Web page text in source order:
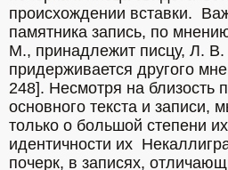
происхождении вставки.
памятника запись, по
М., принадлежит писцу, Л.
придерживается другого
248]. Несмотря на близость
основного текста и записи,
только о большой степени
идентичности их
почерк, в записях,